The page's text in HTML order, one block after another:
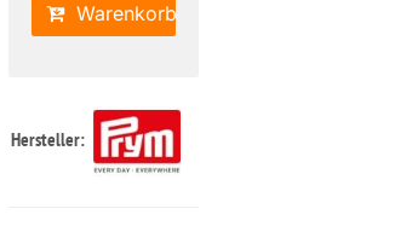
Warenkorb
Hersteller: